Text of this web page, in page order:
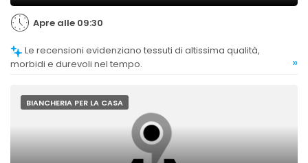
Apre alle 09:30
morbidi e durevoli nel tempo.
»
BIANCHERIA PER LA CASA